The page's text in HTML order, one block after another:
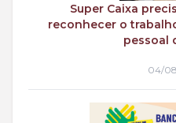
Super Caixa
reconhecer o
pessoal
04/